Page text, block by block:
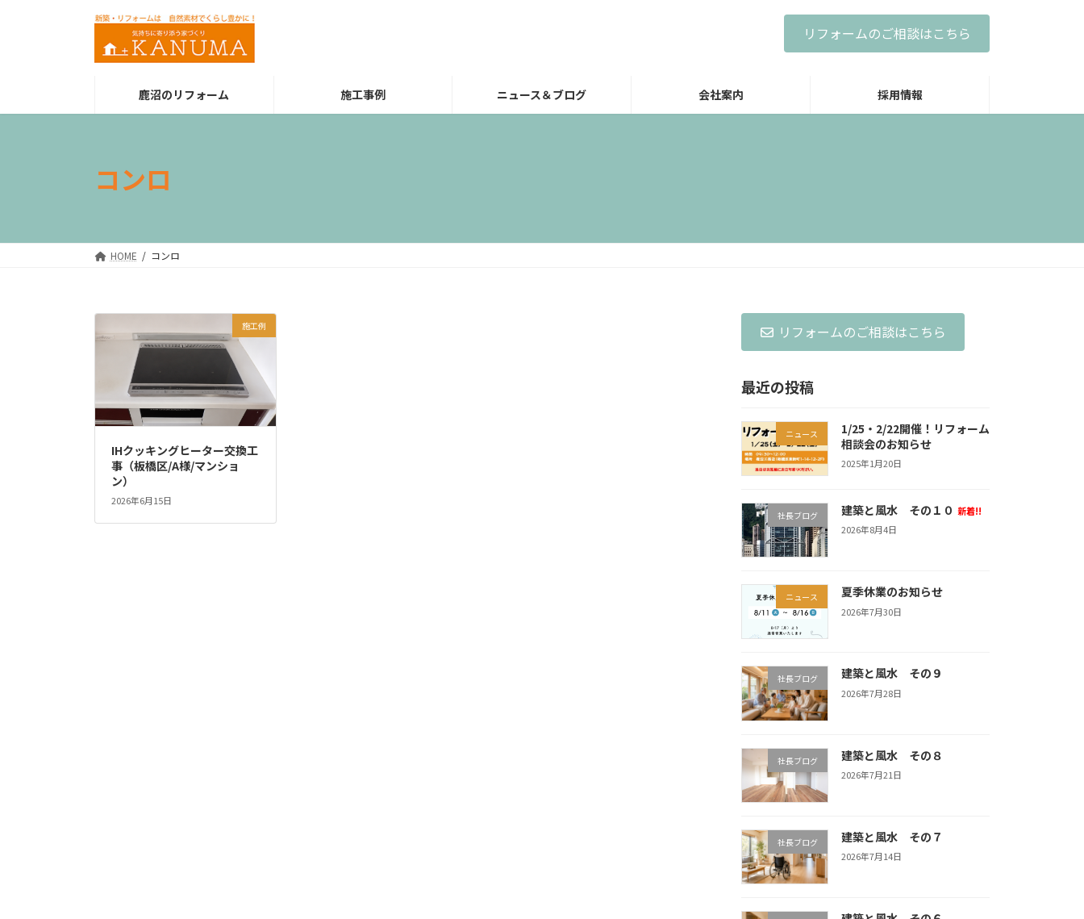
リフォームのご相談はこちら
鹿沼のリフォーム 施工事例 ニュース＆ブログ 会社案内 採用情報
コンロ
HOME コンロ
施工例
IHクッキングヒーター交換工
事（板橋区/A様/マンショ
ン）
2026年6月15日
リフォームのご相談はこちら
最近の投稿
ニュース
1/25・2/22開催！リフォーム
相談会のお知らせ
2025年1月20日
社長ブログ 建築と風水 その１０ 新着!!
2026年8月4日
ニュース 夏季休業のお知らせ
2026年7月30日
社長ブログ 建築と風水 その９
2026年7月28日
社長ブログ 建築と風水 その８
2026年7月21日
社長ブログ 建築と風水 その７
2026年7月14日